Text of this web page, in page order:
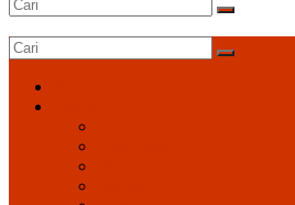
Jabar
Oke
Berita